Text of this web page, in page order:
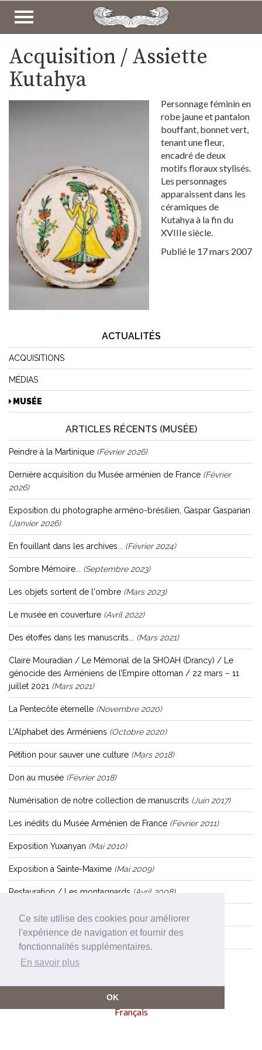
Ce site utilise des cookies pour améliorer
l'expérience de navigation et fournir des
fonctionnalités supplémentaires.
En savoir plus
OK
COLLECTIONS
ARCHÉOLOGIE ET HISTOIRE
ART POPULAIRE
BEAUX ARTS
Acquisition / Assiette
Kutahya
Personnage féminin en
robe jaune et pantalon
bouffant, bonnet vert,
tenant une fleur,
encadré de deux
motifs floraux stylisés.
Les personnages
apparaissent dans les
céramiques de
Kutahya à la fin du
XVIIIe siècle.
Publié le 17 mars 2007
ACTUALITÉS
ACQUISITIONS
MÉDIAS
MUSÉE
ARTICLES RÉCENTS (MUSÉE)
Peindre à la Martinique (février 2026)
Dernière acquisition du Musée arménien de France (février
2026)
Exposition du photographe arméno-brésilien, Gaspar Gasparian
(janvier 2026)
En fouillant dans les archives... (février 2024)
Sombre Mémoire... (septembre 2023)
Les objets sortent de l'ombre (mars 2023)
Le musée en couverture (avril 2022)
Des étoffes dans les manuscrits... (mars 2021)
Claire Mouradian / Le Mémorial de la SHOAH (Drancy) / Le
génocide des Arméniens de l’Empire ottoman / 22 mars – 11
juillet 2021 (mars 2021)
La Pentecôte éternelle (novembre 2020)
L'Alphabet des Arméniens (octobre 2020)
Pétition pour sauver une culture (mars 2018)
Don au musée (février 2018)
Numérisation de notre collection de manuscrits (juin 2017)
Les inédits du Musée Arménien de France (février 2011)
Exposition Yuxanyan (mai 2010)
Exposition à Sainte-Maxime (mai 2009)
Restauration / Les montagnards (avril 2008)
Acquisition / Assiette Kutahya(mars 2007)
Fermeture du Musée arménien de France (janvier 1997)
Français